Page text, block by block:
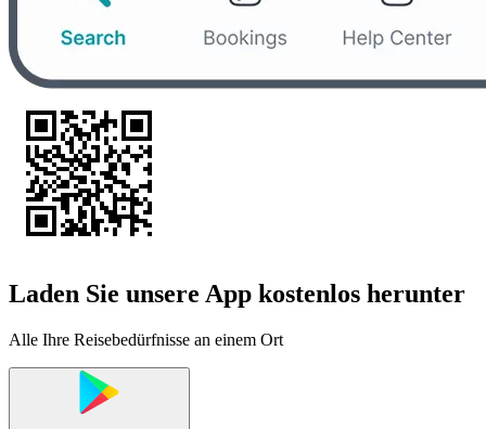
Laden Sie unsere App kostenlos herunter
Alle Ihre Reisebedürfnisse an einem Ort